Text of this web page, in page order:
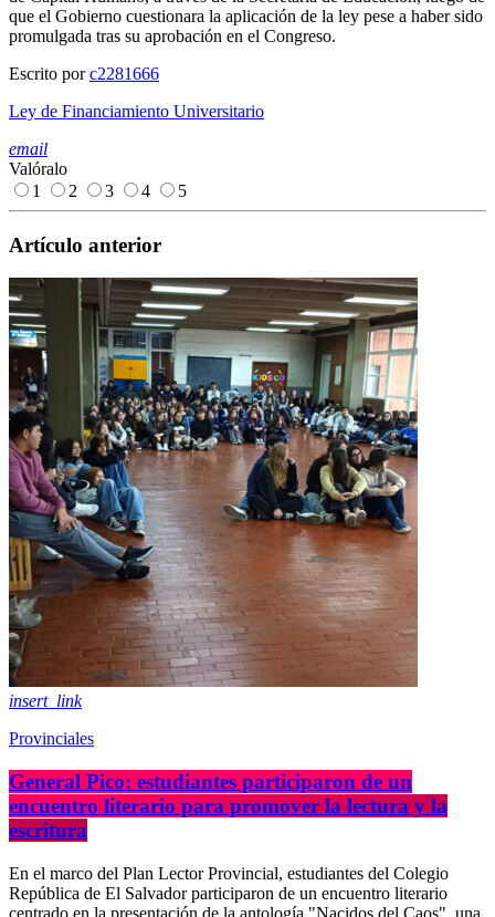
que el Gobierno cuestionara la aplicación de la ley pese a haber sido
promulgada tras su aprobación en el Congreso.
Escrito porc2281666
Ley de Financiamiento Universitario
email
Valóralo
1
2 3 4 5
Artículo anterior
insert_link
Provinciales
General Pico: estudiantes participaron de un
encuentro literario para promover la lectura y la
escritura
En el marco del Plan Lector Provincial, estudiantes del Colegio
República de El Salvador participaron de un encuentro literario
centrado en la presentación de la antología "Nacidos del Caos", una